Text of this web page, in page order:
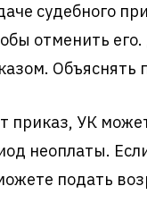
судебного
отменить
Объяснять
приказ, УК
неоплаты.
подать